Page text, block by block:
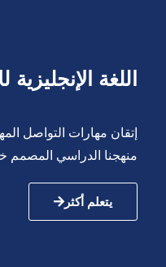
اللغة الإنجليزية
إتقان مهارات التواصل
منهجنا الدراسي المصمم
يتعلم أكثر